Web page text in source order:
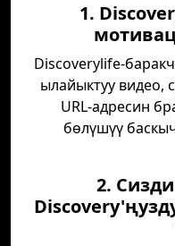
1.
Discoverylife-
ылайыктуу видео,
URL-адресин
бөлүшүү
2.